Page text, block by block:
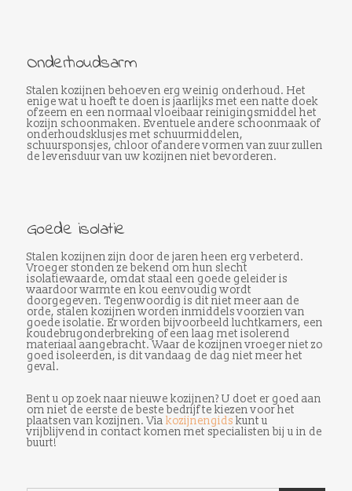
Onderhoudsarm
Stalen kozijnen behoeven erg weinig onderhoud. Het
enige wat u hoeft te doen is jaarlijks met een natte doek
of zeem en een normaal vloeibaar reinigingsmiddel het
kozijn schoonmaken. Eventuele andere schoonmaak of
onderhoudsklusjes met schuurmiddelen,
schuursponsjes, chloor of andere vormen van zuur zullen
de levensduur van uw kozijnen niet bevorderen.
Goede isolatie
Stalen kozijnen zijn door de jaren heen erg verbeterd.
Vroeger stonden ze bekend om hun slecht
isolatiewaarde, omdat staal een goede geleider is
waardoor warmte en kou eenvoudig wordt
doorgegeven. Tegenwoordig is dit niet meer aan de
orde, stalen kozijnen worden inmiddels voorzien van
goede isolatie. Er worden bijvoorbeeld luchtkamers, een
koudebrugonderbreking of een laag met isolerend
materiaal aangebracht. Waar de kozijnen vroeger niet zo
goed isoleerden, is dit vandaag de dag niet meer het
geval.
Bent u op zoek naar nieuwe kozijnen? U doet er goed aan
om niet de eerste de beste bedrijf te kiezen voor het
plaatsen van kozijnen. Via kozijnengids kunt u
vrijblijvend in contact komen met specialisten bij u in de
buurt!